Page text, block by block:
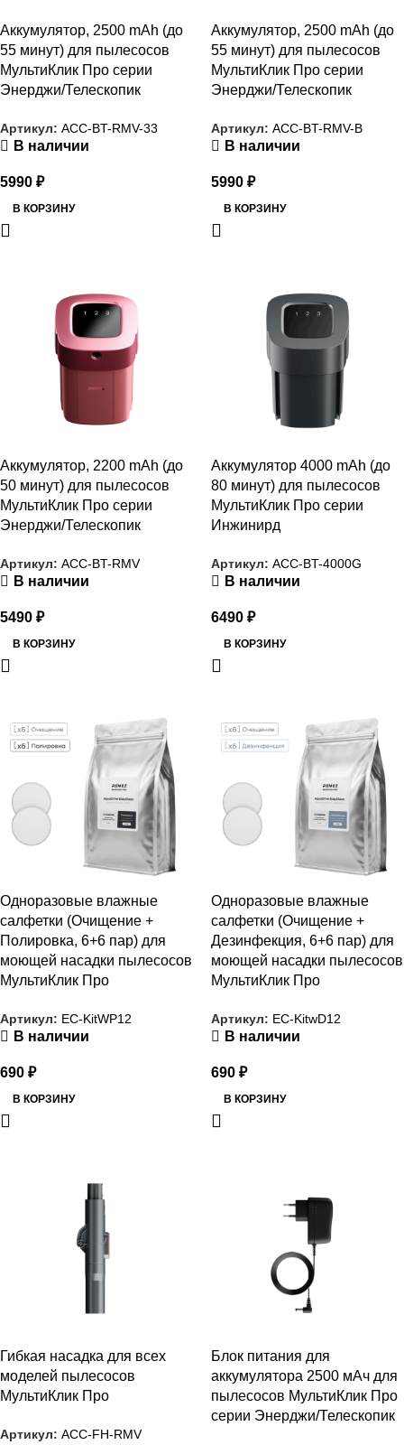
Аккумулятор, 2500 mAh (до
55 минут) для пылесосов
МультиКлик Про серии
Энерджи/Телескопик
Артикул: ACC-BT-RMV-33
В наличии
5990 ₽
В КОРЗИНУ
Аккумулятор, 2500 mAh (до
55 минут) для пылесосов
МультиКлик Про серии
Энерджи/Телескопик
Артикул: ACC-BT-RMV-B
В наличии
5990 ₽
В КОРЗИНУ
Аккумулятор, 2200 mAh (до
50 минут) для пылесосов
МультиКлик Про серии
Энерджи/Телескопик
Артикул: ACC-BT-RMV
В наличии
5490 ₽
В КОРЗИНУ
Аккумулятор 4000 mAh (до
80 минут) для пылесосов
МультиКлик Про серии
Инжинирд
Артикул: ACC-BT-4000G
В наличии
6490 ₽
В КОРЗИНУ
Одноразовые влажные
салфетки (Очищение +
Полировка, 6+6 пар) для
моющей насадки пылесосов
МультиКлик Про
Артикул: EC-KitWP12
В наличии
690 ₽
В КОРЗИНУ
Одноразовые влажные
салфетки (Очищение +
Дезинфекция, 6+6 пар) для
моющей насадки пылесосов
МультиКлик Про
Артикул: EC-KitwD12
В наличии
690 ₽
В КОРЗИНУ
Гибкая насадка для всех
моделей пылесосов
МультиКлик Про
Артикул: ACC-FH-RMV
Блок питания для
аккумулятора 2500 мАч для
пылесосов МультиКлик Про
серии Энерджи/Телескопик